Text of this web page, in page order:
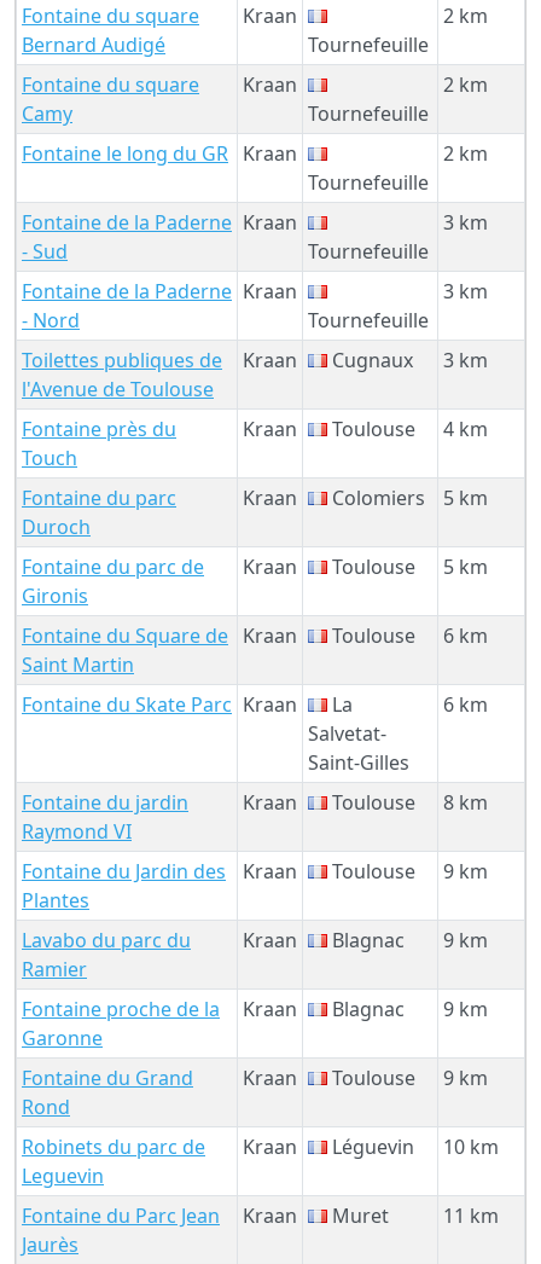
Fontaine du square
Bernard Audigé
Kraan
Tournefeuille
2 km
Fontaine du square
Camy
Kraan
Tournefeuille
2 km
Fontaine le long du GR Kraan
Tournefeuille
2 km
Fontaine de la Paderne
- Sud
Kraan
Tournefeuille
3 km
Fontaine de la Paderne
- Nord
Kraan
Tournefeuille
3 km
Toilettes publiques de
l'Avenue de Toulouse
Kraan Cugnaux 3 km
Fontaine près du
Touch
Kraan Toulouse 4 km
Fontaine du parc
Duroch
Kraan Colomiers 5 km
Fontaine du parc de
Gironis
Kraan Toulouse 5 km
Fontaine du Square de
Saint Martin
Kraan Toulouse 6 km
Fontaine du Skate Parc Kraan
La
Salvetat-
Saint-Gilles
6 km
Fontaine du jardin
Raymond VI
Kraan Toulouse 8 km
Fontaine du Jardin des
Plantes
Kraan Toulouse 9 km
Lavabo du parc du
Ramier
Kraan Blagnac 9 km
Fontaine proche de la
Garonne
Kraan Blagnac 9 km
Fontaine du Grand
Rond
Kraan Toulouse 9 km
Robinets du parc de
Leguevin
Kraan Léguevin 10 km
Fontaine du Parc Jean
Jaurès
Kraan Muret 11 km